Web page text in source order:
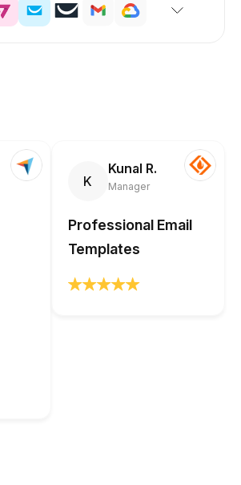
K
Kunal R.
Manager
Professional Email
Templates